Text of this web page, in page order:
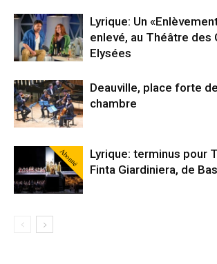
Lyrique: Un
enlevé, au Théâtre des
Elysées
Deauville, place forte
chambre
Abonné
Lyrique: terminus pour
Finta Giardiniera, de